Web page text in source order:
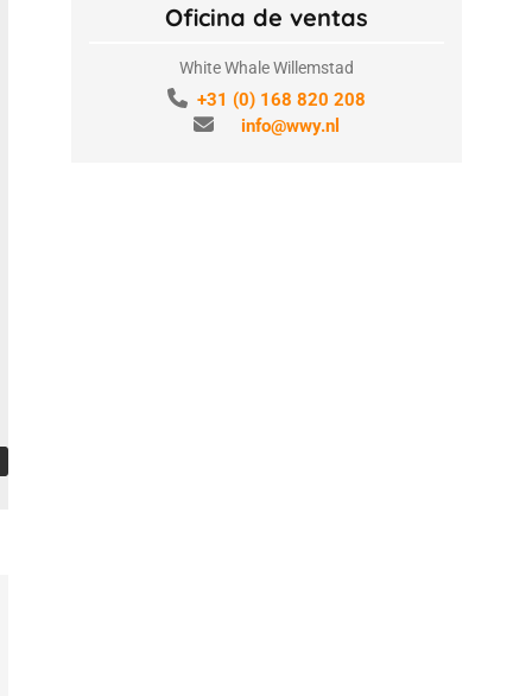
Oficina de ventas
White Whale Willemstad
+31 (0) 168 820 208
info@wwy.nl